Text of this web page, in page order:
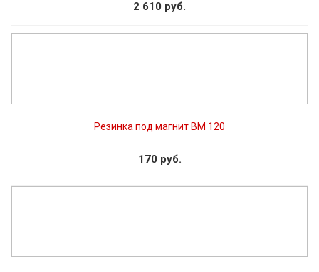
2 610 руб.
Резинка под магнит BM 120
170 руб.